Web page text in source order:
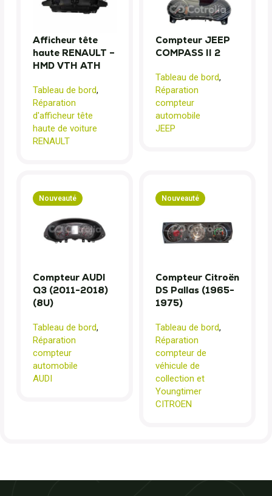
Afficheur tête
haute RENAULT –
HMD VTH ATH
Tableau de bord,
Réparation
d'afficheur tête
haute de voiture
RENAULT
Compteur JEEP
COMPASS II 2
Tableau de bord,
Réparation
compteur
automobile
JEEP
Nouveauté
Compteur AUDI
Q3 (2011-2018)
(8U)
Tableau de bord,
Réparation
compteur
automobile
AUDI
Nouveauté
Compteur Citroën
DS Pallas (1965-
1975)
Tableau de bord,
Réparation
compteur de
véhicule de
collection et
Youngtimer
CITROEN